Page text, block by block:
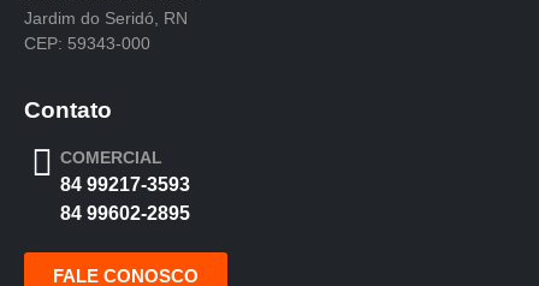
Jardim do Seridó, RN
CEP: 59343-000
Contato
COMERCIAL
84 99217-3593
84 99602-2895
FALE CONOSCO